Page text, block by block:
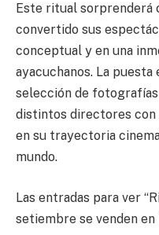
Este ritual sorprenderá
convertido sus
conceptual y en una
ayacuchanos. La puesta
selección de
distintos directores con
en su trayectoria
mundo.
Las entradas para ver
setiembre se venden